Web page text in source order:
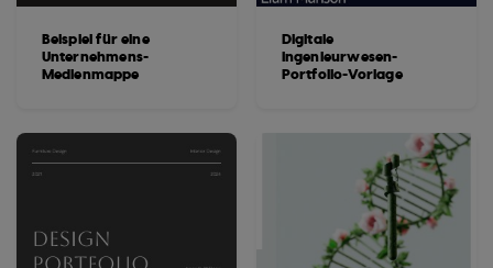
Beispiel für eine
Unternehmens-
Medienmappe
Digitale
Ingenieurwesen-
Portfolio-Vorlage